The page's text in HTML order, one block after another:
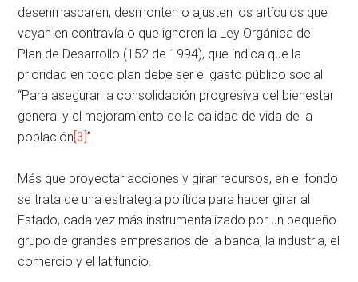
desenmascaren, desmonten o ajusten los artículos que
vayan en contravía o que ignoren la Ley Orgánica del
Plan de Desarrollo (152 de 1994), que indica que la
prioridad en todo plan debe ser el gasto público social
“Para asegurar la consolidación progresiva del bienestar
general y el mejoramiento de la calidad de vida de la
población[3]”.
Más que proyectar acciones y girar recursos, en el fondo
se trata de una estrategia política para hacer girar al
Estado, cada vez más instrumentalizado por un pequeño
grupo de grandes empresarios de la banca, la industria, el
comercio y el latifundio.